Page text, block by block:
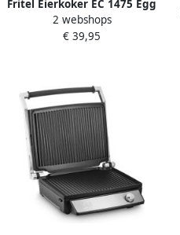
Fritel Eierkoker EC 1475 Egg
cooker Elektrische ei-
kooktoestel 400W Zwart 1-6
2 webshops
€ 39,95